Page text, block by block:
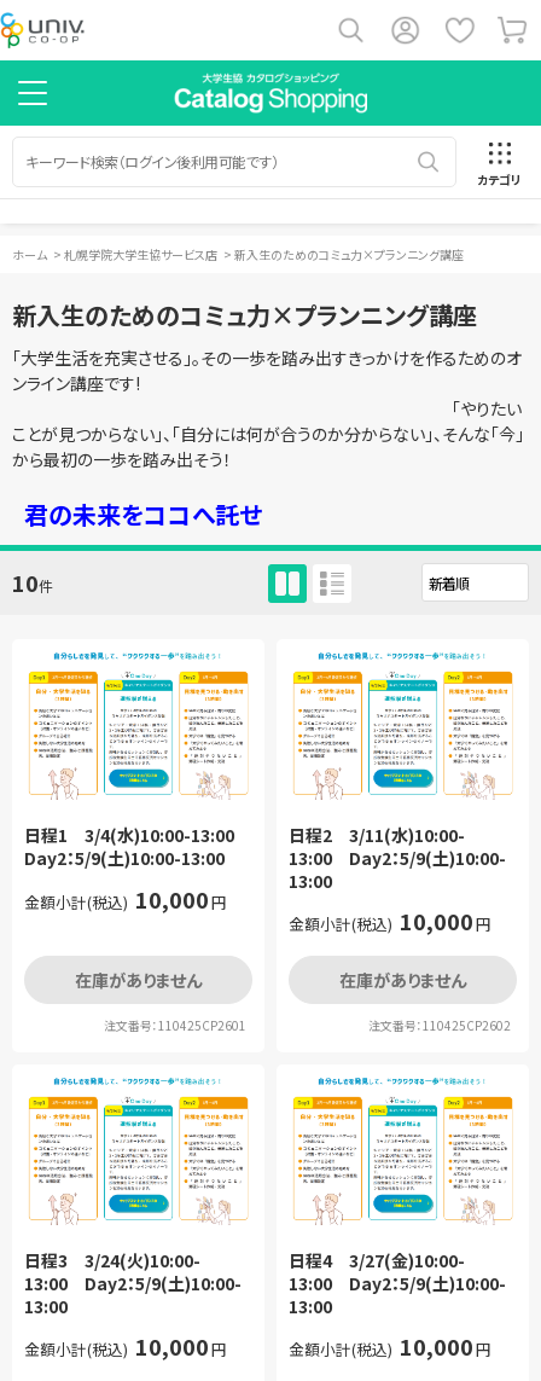
カテゴリ
ホーム > 札幌学院大学生協サービス店 > 新入生のためのコミュ力×プランニング講座
新入生のためのコミュ力×プランニング講座
「大学生活を充実させる」。その一歩を踏み出すきっかけを作るためのオ
ンライン講座です!
「やりたい
ことが見つからない」、「自分には何が合うのか分からない」、そんな「今」
から最初の一歩を踏み出そう！
君の未来をココへ託せ
10件
日程1 3/4(水)10:00-13:00
Day2：5/9(土)10:00-13:00
金額小計(税込) 10,000円
在庫がありません
注文番号：110425CP2601
日程2 3/11(水)10:00-
13:00 Day2：5/9(土)10:00-
13:00
金額小計(税込) 10,000円
在庫がありません
注文番号：110425CP2602
日程3 3/24(火)10:00-
13:00 Day2：5/9(土)10:00-
13:00
金額小計(税込) 10,000円
日程4 3/27(金)10:00-
13:00 Day2：5/9(土)10:00-
13:00
金額小計(税込) 10,000円